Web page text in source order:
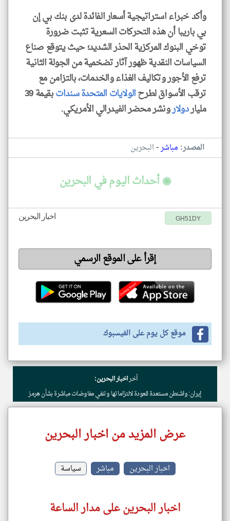
وأكد خبراء استراتيجية أسعار الفائدة لدى بنك بي إن
بي باريبا أن هذه التحركات السعرية تثبت ضرورة
توخي البنوك المركزية الحذر الشديد؛ حيث يتوقع صناع
السياسات النقدية ظهور آثار تضخمية من الجولة الثانية
ترفع الأجور وتكاليف الغذاء والخدمات، بالتزامن مع
ترقب الأسواق لطرحالولايات المتحدةسندات
بقيمة 39
ملياردولارونشر محضر الفيدرالي الأمريكي.
المصدر: مباشر-البحرين
◉ أحداث اليوم في البحرين
اخبار البحرين GH51DY
إقرأ على الموقع الرسمي
موقع كل يوم على الفيسبوك
أخراخبار البحرين:
إيران: واشنطن مستعدة للعودة لالتزاماتها وتنفي مفاوضات مباشرة بشأن هرمز
عرض المزيد من اخبار البحرين
اخبار البحرين مباشر سياسة
اخبار البحرين على مدار الساعة